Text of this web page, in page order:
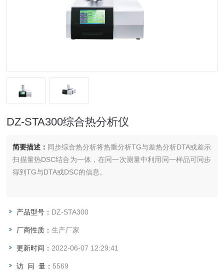
DZ-STA300综合热分析仪
简要描述： 同步综合热分析将热重分析TG与差热分析DTA或差示
扫描量热DSC结合为一体，在同一次测量中利用同一样品可同步
得到TG与DTA或DSC的信息。
产品型号： DZ-STA300
厂商性质：生产厂家
更新时间： 2022-06-07 12:29:41
访 问 量： 5569